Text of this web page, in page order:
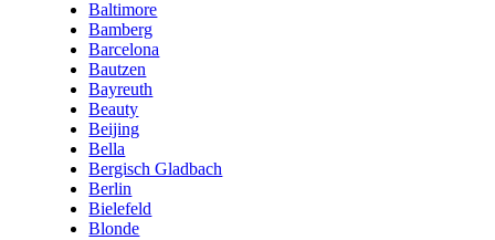
Baltimore
Bamberg
Barcelona
Bautzen
Bayreuth
Beauty
Beijing
Bella
Bergisch Gladbach
Berlin
Bielefeld
Blonde